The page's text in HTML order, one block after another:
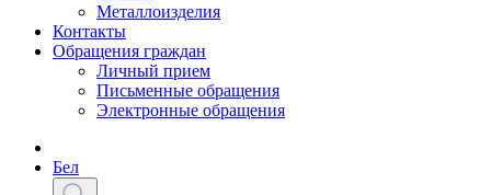
Металлоизделия
Контакты
Обращения граждан
Личный прием
Письменные обращения
Электронные обращения
Бел